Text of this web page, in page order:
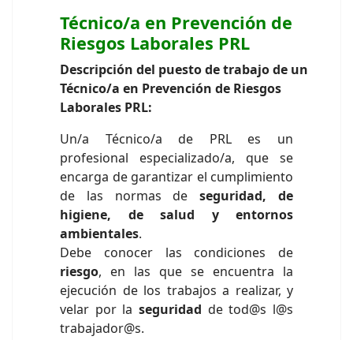
Técnico/a en Prevención de
Riesgos Laborales PRL
Descripción del puesto de trabajo de un
Técnico/a en Prevención de Riesgos
Laborales PRL:
Un/a Técnico/a de PRL es un
profesional especializado/a, que se
encarga de garantizar el cumplimiento
de las normas deseguridad, de
higiene, de salud y entornos
ambientales.
Debe conocer las condiciones de
riesgo, en las que se encuentra la
ejecución de los trabajos a realizar, y
velar por la seguridad de tod@s l@s
trabajador@s.